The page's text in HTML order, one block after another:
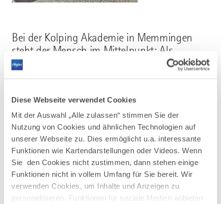
Diese Webseite verwendet Cookies
Mit der Auswahl „Alle zulassen“ stimmen Sie der
Nutzung von Cookies und ähnlichen Technologien auf
unserer Webseite zu. Dies ermöglicht u.a. interessante
Funktionen wie Kartendarstellungen oder Videos. Wenn
Sie den Cookies nicht zustimmen, dann stehen einige
Funktionen nicht in vollem Umfang für Sie bereit. Wir
verwenden Cookies, um Inhalte und Anzeigen zu
personalisieren, Funktionen für soziale Medien anbieten
Bei der Kolping Akademie in Memmingen
steht der Mensch im Mittelpunkt: Als
Spezialist für Bildung bilden und fördern wir
AUF DER KARTE ANZEIGEN